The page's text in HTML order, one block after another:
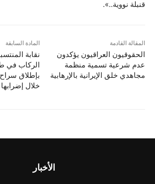
قنبلة نووية..».
المادة السابقة
نقابة
الركاب في
بإطلاق
خلال إضرابها
المقالة القادمة
الحقوقيون العراقيون يؤكدون
عدم شرعية تسمية منظمة
مجاهدي خلق الإيرانية بالإرهابية
الأخبار